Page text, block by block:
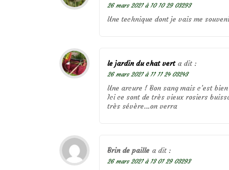
26 mars 2021 à 10 10 29 03293
Une technique dont je vais me
le jardin du chat vert a dit :
26 mars 2021 à 11 11 24 03243
Une arcure ! Bon sang mais c’est
Ici ce sont de très vieux rosiers
très sévère…on verra
Brin de paille a dit :
26 mars 2021 à 13 01 29 03293